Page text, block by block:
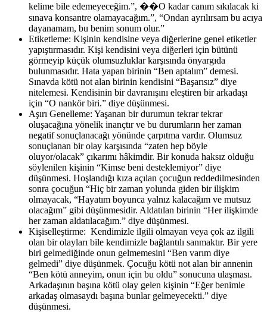
kelime bile edemeyeceğim.”, ��O kadar canım sıkılacak ki
sınava konsantre olamayacağım.”, “Ondan ayrılırsam bu acıya
dayanamam, bu benim sonum olur.”
Etiketleme: Kişinin kendisine veya diğerlerine genel etiketler
yapıştırmasıdır. Kişi kendisini veya diğerleri için bütünü
görmeyip küçük olumsuzluklar karşısında önyargıda
bulunmasıdır. Hata yapan birinin “Ben aptalım” demesi.
Sınavda kötü not alan birinin kendisini “Başarısız” diye
nitelemesi. Kendisinin bir davranışını eleştiren bir arkadaşı
için “O nankör biri.” diye düşünmesi.
Aşırı Genelleme: Yaşanan bir durumun tekrar tekrar
oluşacağına yönelik inançtır ve bu durumların her zaman
negatif sonuçlanacağı yönünde çarpıtma vardır. Olumsuz
sonuçlanan bir olay karşısında “zaten hep böyle
oluyor/olacak” çıkarımı hâkimdir. Bir konuda haksız olduğu
söylenilen kişinin “Kimse beni desteklemiyor” diye
düşünmesi. Hoşlandığı kıza açılan çocuğun reddedilmesinden
sonra çocuğun “Hiç bir zaman yolunda giden bir ilişkim
olmayacak, “Hayatım boyunca yalnız kalacağım ve mutsuz
olacağım” gibi düşünmesidir. Aldatılan birinin “Her ilişkimde
her zaman aldatılacağım.” diye düşünmesi.
Kişiselleştirme: Kendimizle ilgili olmayan veya çok az ilgili
olan bir olayları bile kendimizle bağlantılı sanmaktır. Bir yere
biri gelmediğinde onun gelmemesini “Ben varım diye
gelmedi” diye düşünmek. Çocuğu kötü not alan bir annenin
“Ben kötü anneyim, onun için bu oldu” sonucuna ulaşması.
Arkadaşının başına kötü olay gelen kişinin “Eğer benimle
arkadaş olmasaydı başına bunlar gelmeyecekti.” diye
düşünmesi.